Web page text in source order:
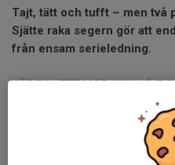
Tajt, tätt och tufft – men två
Sjätte raka segern gör att
från ensam serieledning.
KÖP BILJETT MOT NKIK LÖ 7/
Bajen börjar eftermiddagens
anfallet utan Nacka tillåts
en tvåa och hemmalaget får